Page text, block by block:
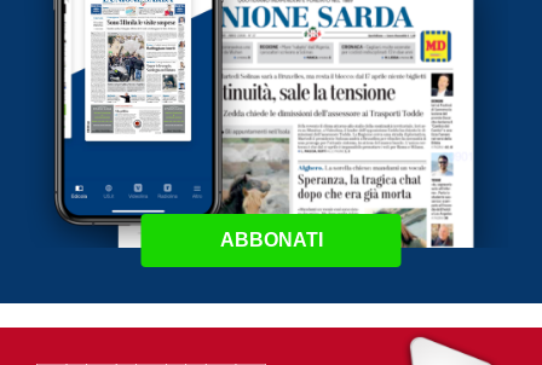
ABBONATI